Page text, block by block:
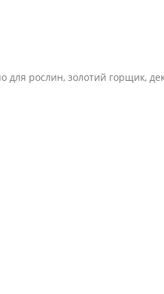
для рослин, золотий горщик,